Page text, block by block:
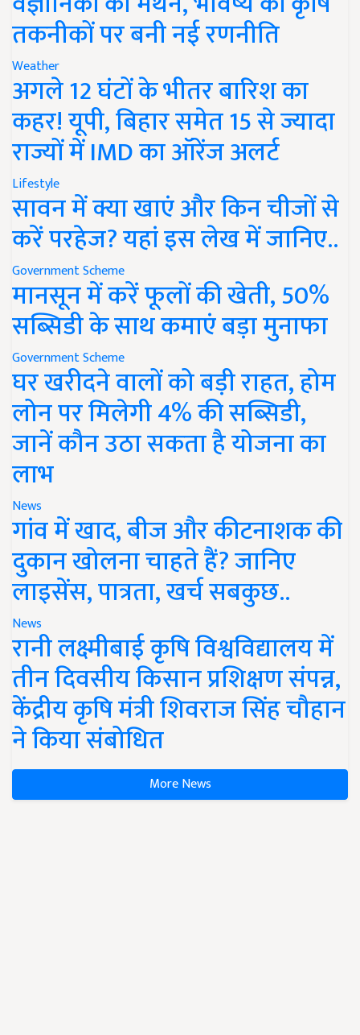
तकनीकों पर बनी नई रणनीति
Weather
अगले 12 घंटों के भीतर बारिश का
कहर! यूपी, बिहार समेत 15 से ज्यादा
राज्यों में IMD का ऑरेंज अलर्ट
Lifestyle
सावन में क्या खाएं और किन चीजों से
करें परहेज? यहां इस लेख में जानिए..
Government Scheme
मानसून में करें फूलों की खेती, 50%
सब्सिडी के साथ कमाएं बड़ा मुनाफा
Government Scheme
घर खरीदने वालों को बड़ी राहत, होम
लोन पर मिलेगी 4% की सब्सिडी,
जानें कौन उठा सकता है योजना का
लाभ
News
गांव में खाद, बीज और कीटनाशक की
दुकान खोलना चाहते हैं? जानिए
लाइसेंस, पात्रता, खर्च सबकुछ..
News
रानी लक्ष्मीबाई कृषि विश्वविद्यालय में
तीन दिवसीय किसान प्रशिक्षण संपन्न,
केंद्रीय कृषि मंत्री शिवराज सिंह चौहान
ने किया संबोधित
More News